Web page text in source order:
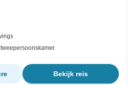
Bekijk reis